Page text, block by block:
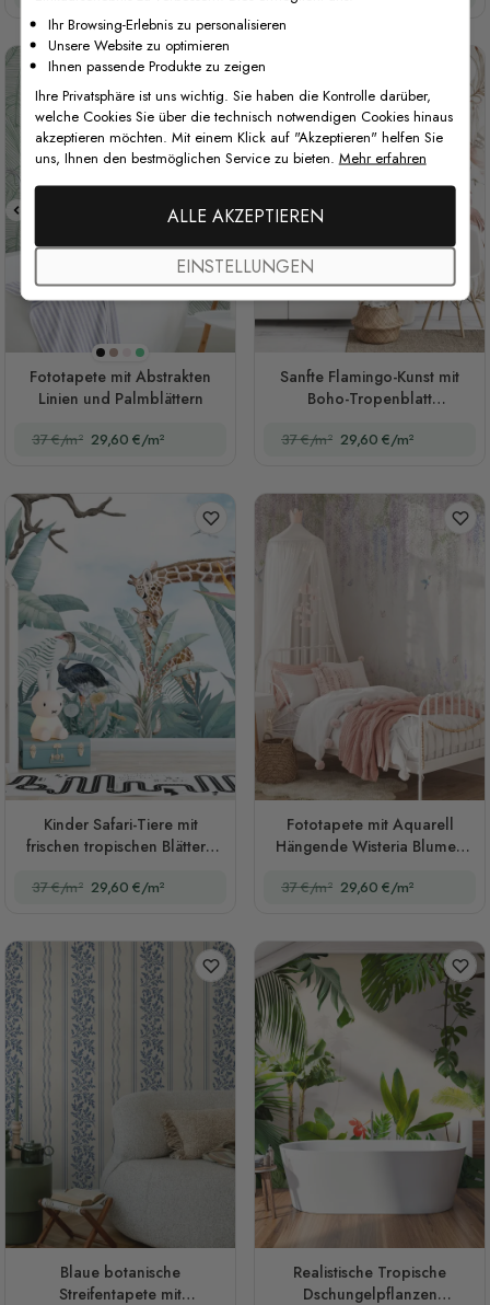
Schwarz
BraunRosa
Grün
Fototapete mit Abstrakten
Linien und Palmblättern
37 €/m² 29,60 €/m²
Sanfte Flamingo-Kunst mit
Boho-Tropenblatt
37 €/m² 29,60 €/m²
Kinder Safari-Tiere mit
frischen tropischen Blättern
37 €/m² 29,60 €/m²
Fototapete mit Aquarell
Hängende Wisteria Blumen
37 €/m² 29,60 €/m²
Blaue botanische
Streifentapete mit
Realistische Tropische
Dschungelpflanzen
Ihr Browsing-Erlebnis zu personalisieren
Unsere Website zu optimieren
Ihnen passende Produkte zu zeigen
Ihre Privatsphäre ist uns wichtig. Sie haben die Kontrolle darüber,
welche Cookies Sie über die technisch notwendigen Cookies hinaus
akzeptieren möchten. Mit einem Klick auf "Akzeptieren" helfen Sie
uns, Ihnen den bestmöglichen Service zu bieten. Mehr erfahren
ALLE AKZEPTIEREN
EINSTELLUNGEN